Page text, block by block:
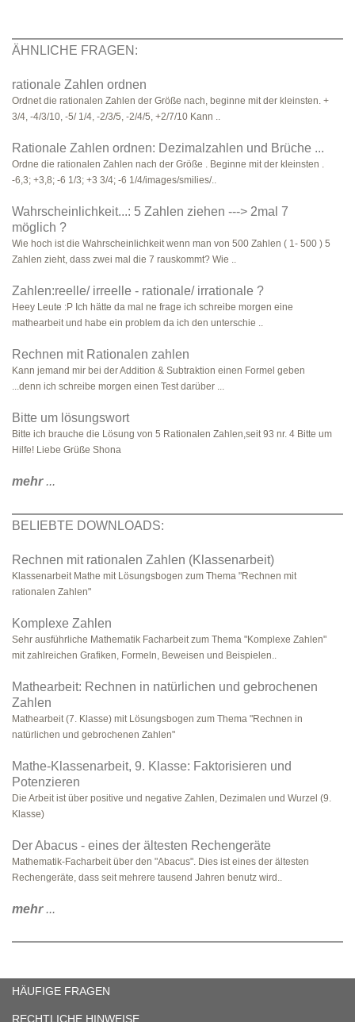
ÄHNLICHE FRAGEN:
rationale Zahlen ordnen
Ordnet die rationalen Zahlen der Größe nach, beginne mit der kleinsten. +
3/4, -4/3/10, -5/ 1/4, -2/3/5, -2/4/5, +2/7/10 Kann ..
Rationale Zahlen ordnen: Dezimalzahlen und Brüche ...
Ordne die rationalen Zahlen nach der Größe . Beginne mit der kleinsten .
-6,3; +3,8; -6 1/3; +3 3/4; -6 1/4/images/smilies/..
Wahrscheinlichkeit...: 5 Zahlen ziehen ---> 2mal 7
möglich ?
Wie hoch ist die Wahrscheinlichkeit wenn man von 500 Zahlen ( 1- 500 ) 5
Zahlen zieht, dass zwei mal die 7 rauskommt? Wie ..
Zahlen:reelle/ irreelle - rationale/ irrationale ?
Heey Leute :P Ich hätte da mal ne frage ich schreibe morgen eine
mathearbeit und habe ein problem da ich den unterschie ..
Rechnen mit Rationalen zahlen
Kann jemand mir bei der Addition & Subtraktion einen Formel geben
...denn ich schreibe morgen einen Test darüber ...
Bitte um lösungswort
Bitte ich brauche die Lösung von 5 Rationalen Zahlen,seit 93 nr. 4 Bitte um
Hilfe! Liebe Grüße Shona
mehr...
BELIEBTE DOWNLOADS:
Rechnen mit rationalen Zahlen (Klassenarbeit)
Klassenarbeit Mathe mit Lösungsbogen zum Thema "Rechnen mit
rationalen Zahlen"
Komplexe Zahlen
Sehr ausführliche Mathematik Facharbeit zum Thema "Komplexe Zahlen"
mit zahlreichen Grafiken, Formeln, Beweisen und Beispielen..
Mathearbeit: Rechnen in natürlichen und gebrochenen
Zahlen
Mathearbeit (7. Klasse) mit Lösungsbogen zum Thema "Rechnen in
natürlichen und gebrochenen Zahlen"
Mathe-Klassenarbeit, 9. Klasse: Faktorisieren und
Potenzieren
Die Arbeit ist über positive und negative Zahlen, Dezimalen und Wurzel (9.
Klasse)
Der Abacus - eines der ältesten Rechengeräte
Mathematik-Facharbeit über den "Abacus". Dies ist eines der ältesten
Rechengeräte, dass seit mehrere tausend Jahren benutz wird..
mehr...
HÄUFIGE FRAGEN
RECHTLICHE HINWEISE